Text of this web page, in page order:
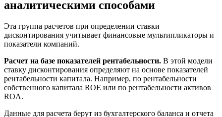
аналитическими способами
Эта группа расчетов при определении ставки
дисконтирования учитывает финансовые мультипликаторы и
показатели компаний.
Расчет на базе показателей рентабельности. В этой модели
ставку дисконтирования определяют на основе показателей
рентабельности капитала. Например, по рентабельности
собственного капитала ROE или по рентабельности активов
ROA.
Данные для расчета берут из бухгалтерского баланса и отчета